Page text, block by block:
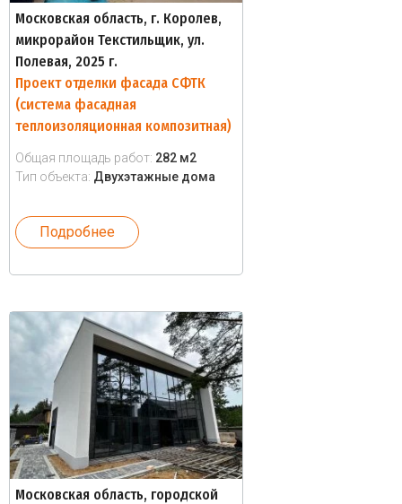
Московская область, г. Королев,
микрорайон Текстильщик, ул.
Полевая, 2025 г.
Проект отделки фасада СФТК
(система фасадная
теплоизоляционная композитная)
Общая площадь работ: 282 м2
Тип объекта: Двухэтажные дома
Подробнее
Московская область, городской